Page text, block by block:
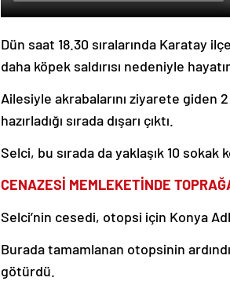
Dün saat 18.30 sıralarında Karatay
daha köpek saldırısı nedeniyle
Ailesiyle akrabalarını ziyarete giden
hazırladığı sırada dışarı çıktı.
Selci, bu sırada da yaklaşık 10 sokak
CENAZESİ MEMLEKETİNDE
Selci’nin cesedi, otopsi için Konya
Burada tamamlanan otopsinin
götürdü.